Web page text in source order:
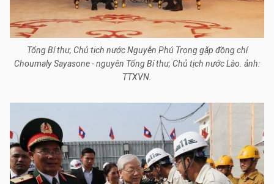
Tổng Bí thư, Chủ tịch nước Nguyễn Phú Trọng gặp đồng chí
Choumaly Sayasone - nguyên Tổng Bí thư, Chủ tịch nước Lào. ảnh:
TTXVN.